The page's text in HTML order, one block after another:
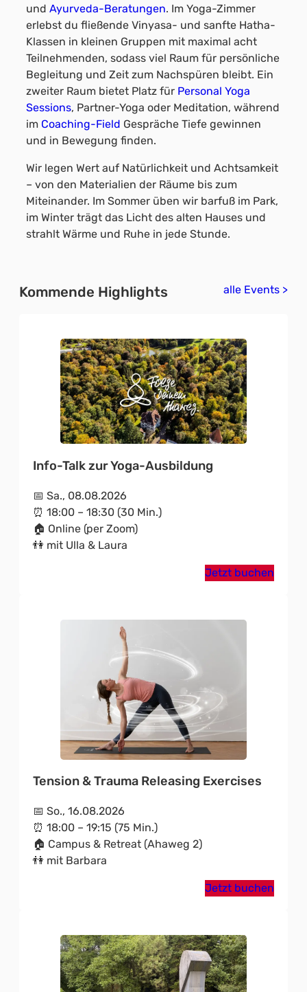
und Ayurveda-Beratungen. Im Yoga-Zimmer
erlebst du fließende Vinyasa- und sanfte Hatha-
Klassen in kleinen Gruppen mit maximal acht
Teilnehmenden, sodass viel Raum für persönliche
Begleitung und Zeit zum Nachspüren bleibt. Ein
zweiter Raum bietet Platz für Personal Yoga
Sessions, Partner-Yoga oder Meditation, während
im Coaching-Field Gespräche Tiefe gewinnen
und in Bewegung finden.
Wir legen Wert auf Natürlichkeit und Achtsamkeit
– von den Materialien der Räume bis zum
Miteinander. Im Sommer üben wir barfuß im Park,
im Winter trägt das Licht des alten Hauses und
strahlt Wärme und Ruhe in jede Stunde.
Kommende Highlights alle Events >
Info-Talk zur Yoga-Ausbildung
📅 Sa., 08.08.2026
⏰ 18:00 – 18:30 (30 Min.)
🏠 Online (per Zoom)
👫 mit Ulla & Laura
Jetzt buchen
Tension & Trauma Releasing Exercises
📅 So., 16.08.2026
⏰ 18:00 – 19:15 (75 Min.)
🏠 Campus & Retreat (Ahaweg 2)
👫 mit Barbara
Jetzt buchen